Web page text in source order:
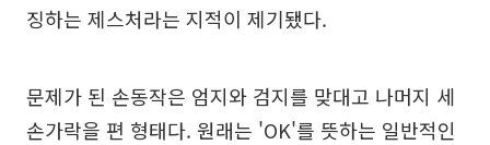
징하는 제스처라는 지적이 제기됐다.
문제가 된 손동작은 엄지와 검지를 맞대고 나머지 세
손가락을 편 형태다. 원래는 'OK'를 뜻하는 일반적인